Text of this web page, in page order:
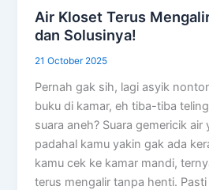
Air Kloset Terus
dan Solusinya!
21 October 2025
Pernah gak sih, lagi asyik
buku di kamar, eh tiba-tiba
suara aneh? Suara gemericik
padahal kamu yakin gak ada
kamu cek ke kamar mandi,
terus mengalir tanpa henti.